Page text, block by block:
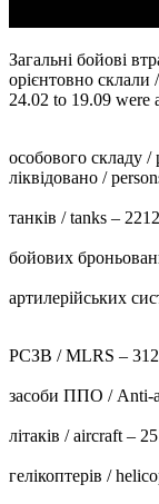
Загальні бойові
орієнтовно склали
24.02 to 19.09 were
особового складу /
ліквідовано /
танків / tanks ‒
бойових
артилерійських
РСЗВ / MLRS –
засоби ППО / Anti-
літаків / aircraft –
гелікоптерів /